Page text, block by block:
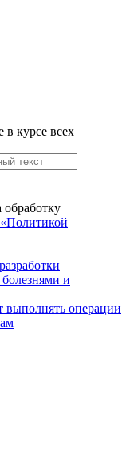
курсе всех
«Политикой
и
выполнять операции